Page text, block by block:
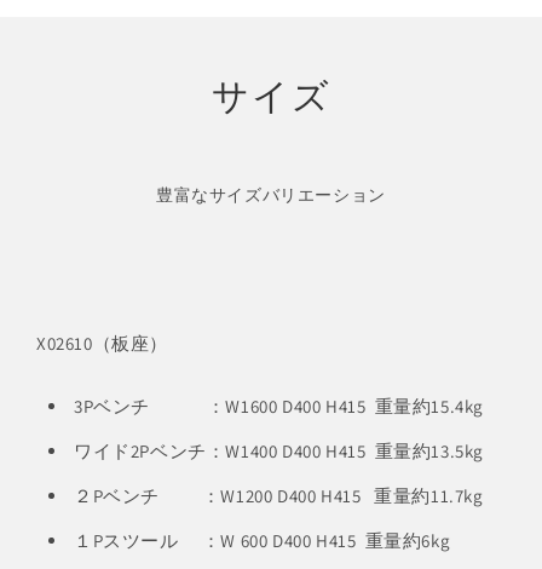
サイズ
豊富なサイズバリエーション
X02610（板座）
3Pベンチ ：W1600 D400 H415 重量約15.4kg
ワイド2Pベンチ：W1400 D400 H415 重量約13.5kg
２Pベンチ ：W1200 D400 H415 重量約11.7kg
１Pスツール ：W 600 D400 H415 重量約6kg